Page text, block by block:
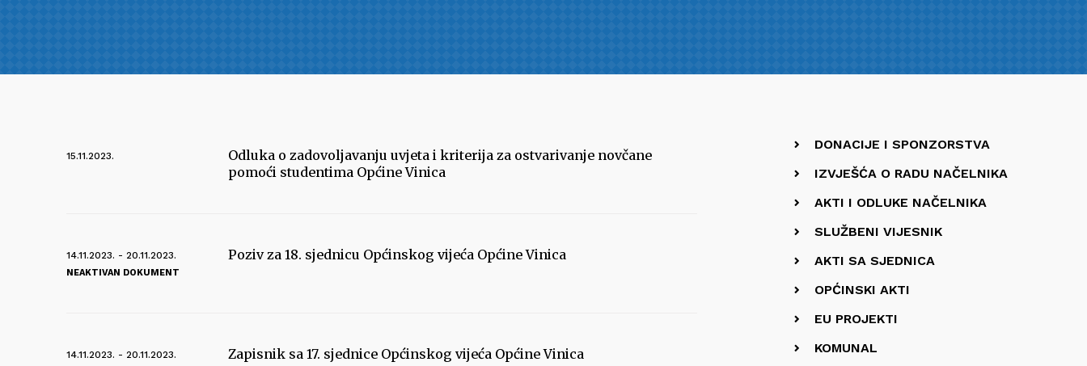
15.11.2023.
Odluka o zadovoljavanju uvjeta i kriterija za ostvarivanje novčane
pomoći studentima Općine Vinica
14.11.2023. - 20.11.2023.
NEAKTIVAN DOKUMENT
Poziv za 18. sjednicu Općinskog vijeća Općine Vinica
14.11.2023. - 20.11.2023. Zapisnik sa 17. sjednice Općinskog vijeća Općine Vinica
DONACIJE I SPONZORSTVA
IZVJEŠĆA O RADU NAČELNIKA
AKTI I ODLUKE NAČELNIKA
SLUŽBENI VIJESNIK
AKTI SA SJEDNICA
OPĆINSKI AKTI
EU PROJEKTI
KOMUNAL